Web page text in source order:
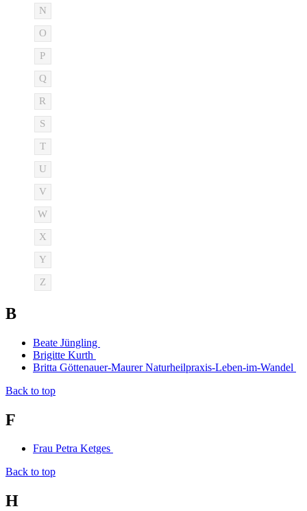
N
O
P
Q
R
S
T
U
V
W
X
Y
Z
B
Beate Jüngling
Brigitte Kurth
Britta Göttenauer-Maurer Naturheilpraxis-Leben-im-Wandel
Back to top
F
Frau Petra Ketges
Back to top
H